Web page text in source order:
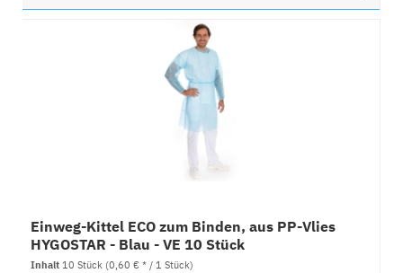
Einweg-Kittel ECO zum Binden, aus PP-Vlies
HYGOSTAR - Blau - VE 10 Stück
Inhalt10 Stück (0,60 € * / 1 Stück)